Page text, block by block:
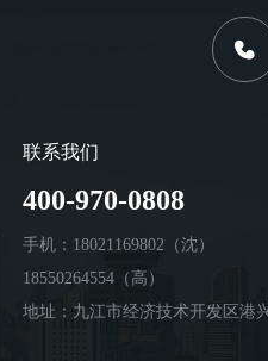
联系我们
400-970-0808
手机：18021169802（沈）
18550264554（高）
地址：九江市经济技术开发区港